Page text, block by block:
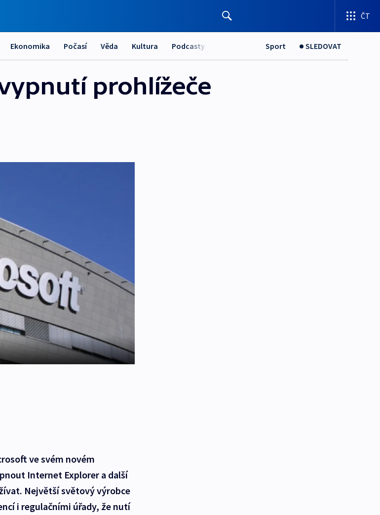
ČT
Ekonomika Počasí Věda Kultura Podcasty Sport SLEDOVAT
prohlížeče
ve svém novém
Internet Explorer a další
Největší světový výrobce
i regulačními úřady, že nutí